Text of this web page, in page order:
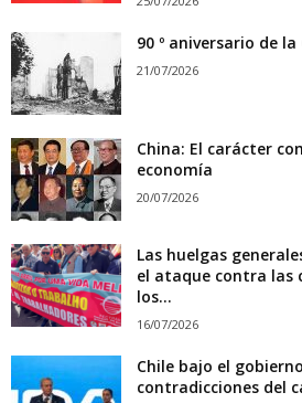
90 º aniversario de
21/07/2026
China: El carácter
economía
20/07/2026
Las huelgas
el ataque contra las
los...
16/07/2026
Chile bajo el
contradicciones del